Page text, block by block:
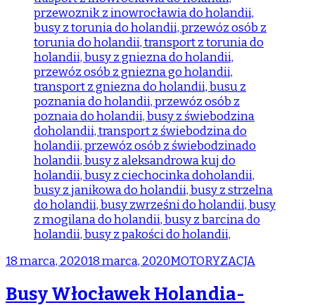
18 marca, 202018 marca, 2020MOTORYZACJA
Busy Włocławek Holandia-